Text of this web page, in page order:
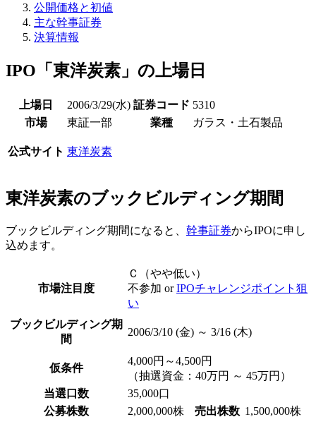
公開価格と初値
主な幹事証券
決算情報
IPO「東洋炭素」の上場日
上場日 2006/3/29(水) 証券コード 5310
市場
東証一部 業種 ガラス・土石製品
公式サイト 東洋炭素
東洋炭素のブックビルディング期間
ブックビルディング期間になると、 幹事証券からIPOに申し
込めます。
市場注目度
Ｃ（やや低い）
不参加 orIPOチャレンジポイント狙
い
ブックビルディング期
間
2006/3/10 (金) ～ 3/16 (木)
仮条件
4,000円～4,500円
（抽選資金：40万円 ～ 45万円）
当選口数
35,000口
公募株数
2,000,000株 売出株数 1,500,000株